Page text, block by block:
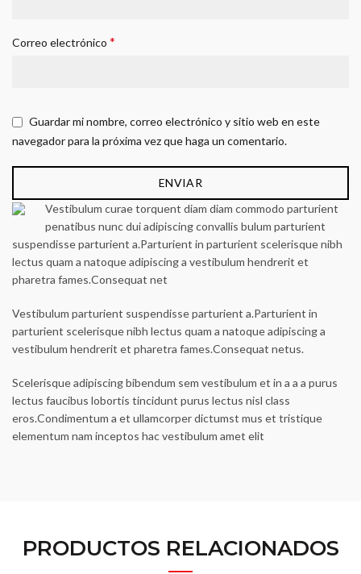
Correo electrónico *
Guardar mi nombre, correo electrónico y sitio web en este
navegador para la próxima vez que haga un comentario.
Vestibulum curae torquent diam diam commodo parturient
penatibus nunc dui adipiscing convallis bulum parturient
suspendisse parturient a.Parturient in parturient scelerisque nibh
lectus quam a natoque adipiscing a vestibulum hendrerit et
pharetra fames.Consequat net
Vestibulum parturient suspendisse parturient a.Parturient in
parturient scelerisque nibh lectus quam a natoque adipiscing a
vestibulum hendrerit et pharetra fames.Consequat netus.
Scelerisque adipiscing bibendum sem vestibulum et in a a a purus
lectus faucibus lobortis tincidunt purus lectus nisl class
eros.Condimentum a et ullamcorper dictumst mus et tristique
elementum nam inceptos hac vestibulum amet elit
PRODUCTOS RELACIONADOS